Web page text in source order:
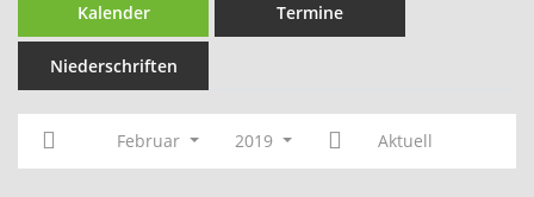
Kalender Termine
Niederschriften
Februar 2019 Aktuell